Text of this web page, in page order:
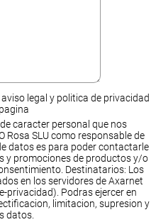
legal y politica de privacidad
caracter personal que nos
Rosa SLU como responsable de
datos es para poder contactarle
y promociones de productos y/o
Destinatarios: Los
en los servidores de Axarnet
Podras ejercer en
limitacion, supresion y
datos.